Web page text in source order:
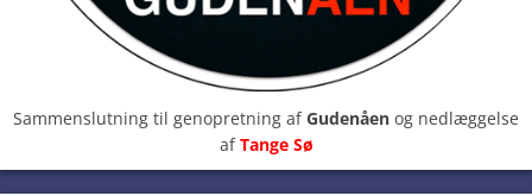
Sammenslutning til genopretning afGudenåen og nedlæggelse
afTange Sø